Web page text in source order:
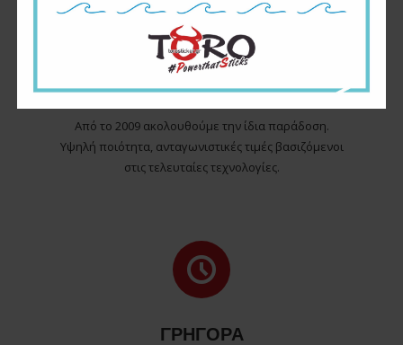
10 ΧΡΟΝΙΑ ΕΜΠΕΙΡΙΑΣ
Από το 2009 ακολουθούμε την ίδια παράδοση.
Υψηλή ποιότητα, ανταγωνιστικές τιμές βασιζόμενοι
στις τελευταίες τεχνολογίες.
ΓΡΗΓΟΡΑ